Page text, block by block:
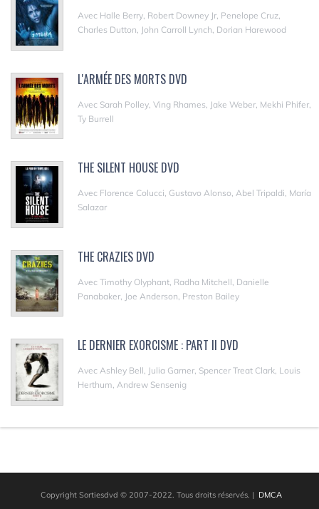
Avec Halle Berry, Robert Downey Jr, Penelope Cruz,
Charles Dutton, John Carroll Lynch, Dorian Harewood
L'ARMÉE DES MORTS DVD
Avec Sarah Polley, Ving Rhames, Jake Weber, Mekhi Phifer,
Ty Burrell
THE SILENT HOUSE DVD
Avec Florence Colucci, Gustavo Alonso, Abel Tripaldi, María
Salazar
THE CRAZIES DVD
Avec Timothy Olyphant, Radha Mitchell, Danielle
Panabaker, Joe Anderson, Preston Bailey
LE DERNIER EXORCISME : PART II DVD
Avec Ashley Bell, Julia Garner, Spencer Treat Clark, Louis
Herthum, Andrew Sensenig
Copyright Sortiesdvd © 2007-2022. Tous droits réservés. | DMCA